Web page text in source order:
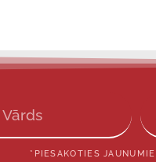
*PIESAKOTIES